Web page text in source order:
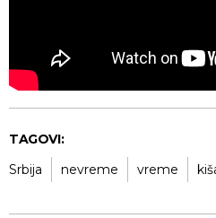
TAGOVI:
Srbija
nevreme vreme